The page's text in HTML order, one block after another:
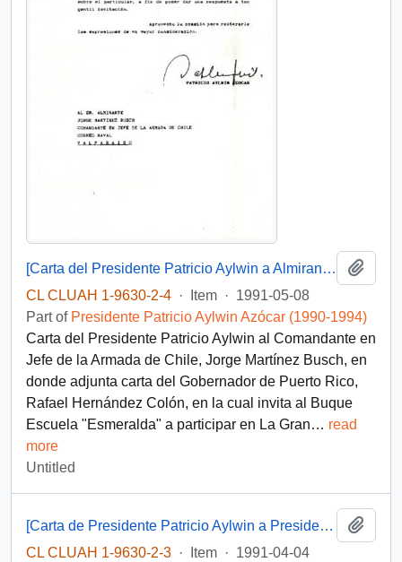
[Carta del Presidente Patricio Aylwin a Almirante Jorge Martínez Busch]
CL CLUAH 1-9630-2-4 · Item · 1991-05-08
Part of Presidente Patricio Aylwin Azócar (1990-1994)
Carta del Presidente Patricio Aylwin al Comandante en
Jefe de la Armada de Chile, Jorge Martínez Busch, en
donde adjunta carta del Gobernador de Puerto Rico,
Rafael Hernández Colón, en la cual invita al Buque
Escuela "Esmeralda" a participar en La Gran… read
more
Untitled
[Carta de Presidente Patricio Aylwin a Presidente de Uruguay, Luís Alberto Lacalle]
CL CLUAH 1-9630-2-3 · Item · 1991-04-04